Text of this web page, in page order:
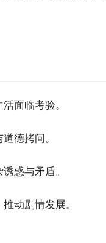
面临考验。
德拷问。
惑与矛盾。
动剧情发展。